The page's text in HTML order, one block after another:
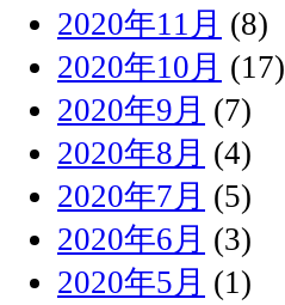
2020年11月 (8)
2020年10月 (17)
2020年9月 (7)
2020年8月 (4)
2020年7月 (5)
2020年6月 (3)
2020年5月 (1)